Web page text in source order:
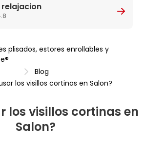
relajacion
plisados, estores enrollables y
Blog
los visillos cortinas en Salon?
los visillos cortinas en
Salon?